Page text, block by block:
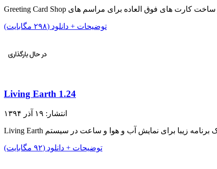
توضیحات + دانلود (۲۹۸ مگابایت)
Living Earth 1.24
انتشار: ۱۹ آذر ۱۳۹۴
توضیحات + دانلود (۹۲ مگابایت)